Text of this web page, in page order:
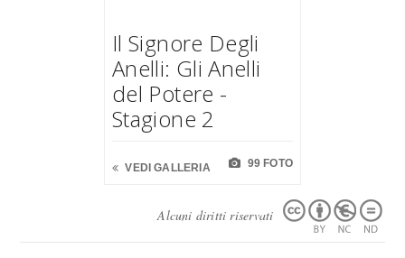
Il Signore Degli
Anelli: Gli Anelli
del Potere -
Stagione 2
VEDI GALLERIA 99 FOTO
Alcuni diritti riservati